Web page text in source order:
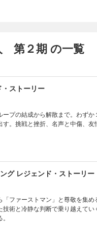
第２期 の一覧
ストーリー
プの結成から解散まで。わず
。挑戦と挫折、名声と中傷、
グ レジェンド・ストーリー
「ファーストマン」と尊敬を集
術と冷静な判断で乗り越えて